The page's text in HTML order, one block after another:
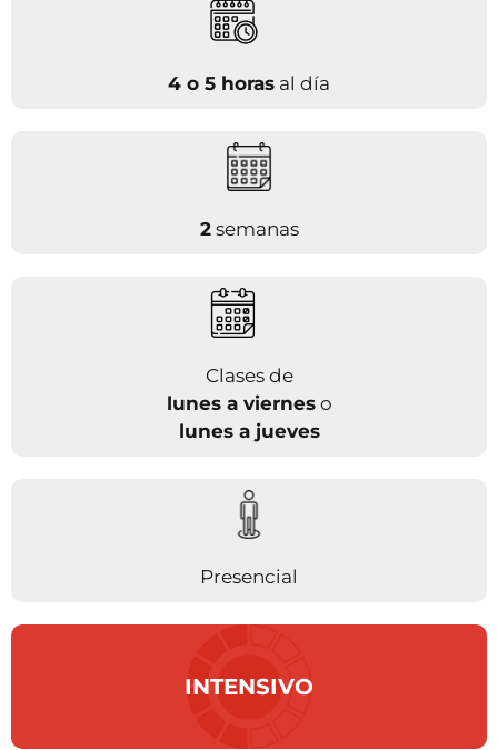
4 o 5 horas al día
2semanas
Clases de
lunes a vierneso
lunes a jueves
Presencial
INTENSIVO